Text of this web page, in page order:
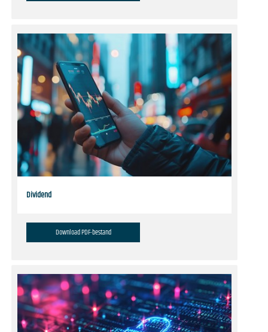
Dividend
Download PDF-bestand